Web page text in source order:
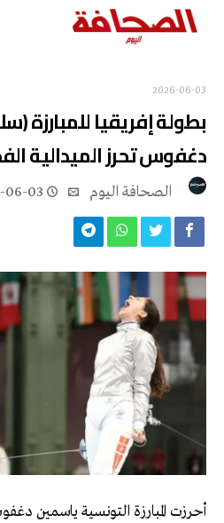
2026-06-03
بطولة إفريقيا للمبارزة
دغفوس تحرز الميدالية
06-03
أحرزت المبارزة التونسية ياسمين